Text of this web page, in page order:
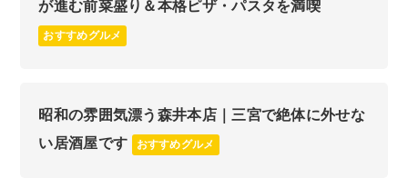
が進む前菜盛り＆本格ピザ・パスタを満喫
おすすめグルメ
昭和の雰囲気漂う森井本店｜三宮で絶体に外せな
い居酒屋です
おすすめグルメ